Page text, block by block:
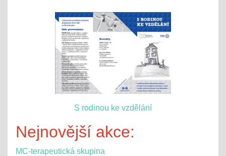
S rodinou ke vzdělání
Nejnovější akce:
MC-terapeutická skupina